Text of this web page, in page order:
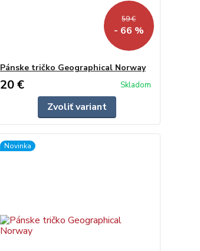
59 €
- 66 %
Pánske tričko Geographical Norway
20 € Skladom
Zvoliť variant
Novinka